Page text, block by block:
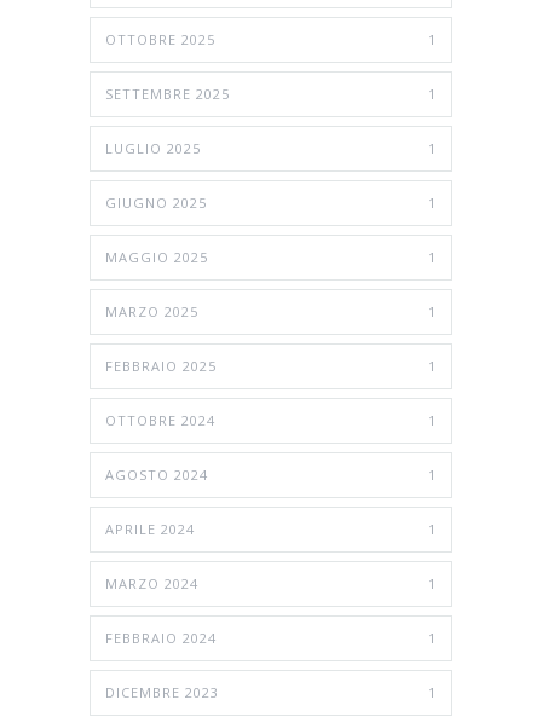
OTTOBRE 2025 1
SETTEMBRE 2025 1
LUGLIO 2025 1
GIUGNO 2025 1
MAGGIO 2025 1
MARZO 2025 1
FEBBRAIO 2025 1
OTTOBRE 2024 1
AGOSTO 2024 1
APRILE 2024 1
MARZO 2024 1
FEBBRAIO 2024 1
DICEMBRE 2023 1